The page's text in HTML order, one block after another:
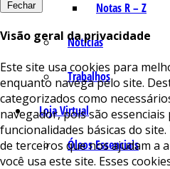
Notas R – Z
Notícias
Trabalhos
Loja Virtual
Óleos Essenciais
Fechar
Visão geral da privacidade
Este site usa cookies para
enquanto navega pelo site.
categorizados como
navegador, pois são
funcionalidades básicas do
de terceiros que nos ajudam a
você usa este site. Esses